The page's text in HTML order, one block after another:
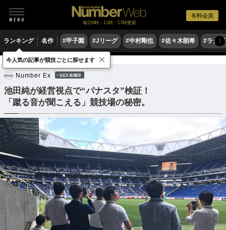
有料会員
毎日6時・11時・17時更新
ランキング 名作 #甲子園 #Jリーグ #中村剛也 #佐々木朗希 #ラグ〉
サッカー Jリーグ
Number Ex BACK NUMBER
池田純が経営視点で“パナスタ”検証！
「蹴る音が聞こえる」競技場の秘密。
今人気の記事が競技ごとに探せます ×